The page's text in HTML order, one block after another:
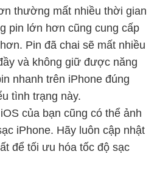
thường mất nhiều thời gian
pin lớn hơn cũng cung cấp
Pin đã chai sẽ mất nhiều
và không giữ được năng
nhanh trên iPhone đúng
tình trạng này.
của bạn cũng có thể ảnh
iPhone. Hãy luôn cập nhật
để tối ưu hóa tốc độ sạc